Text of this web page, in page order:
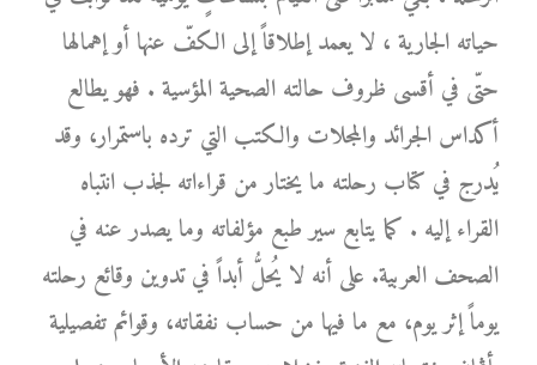
حياته الجارية ، لا يعمد إطلاقاً إلى الكفّ عنها أو إهمالها
حتّى في أقسى ظروف حالته الصحية المؤسية . فهو يطالع
أكداس الجرائد والمجلات والكتب التي ترده باستمرار، وقد
يُدرج في كتاب رحلته ما يختار من قراءاته لجذب انتباه
القراء إليه . كما يتابع سير طبع مؤلفاته وما يصدر عنه في
الصحف العربية. على أنه لا يُحلُّ أبداً في تدوين وقائع رحلته
يوماً إثر يوم، مع ما فيها من حساب نفقاته، وقوائم تفصيلية